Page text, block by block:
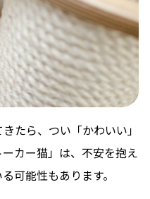
たら、つい「かわいい」
カー猫」は、不安を抱え
可能性もあります。